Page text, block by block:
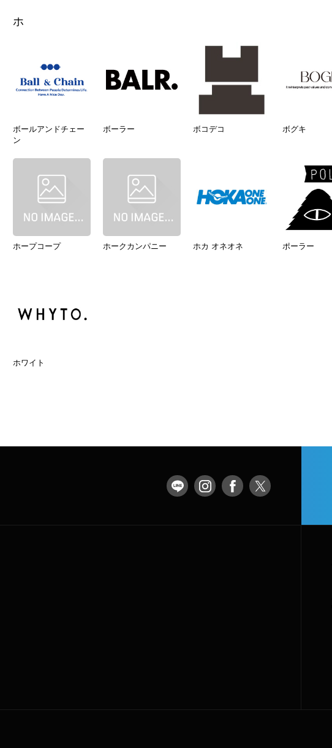
ホ
ボールアンドチェー
ン
ボーラー ボコデコ ボグキ
ホープコープ ホークカンパニー ホカ オネオネ ポーラー
ホワイト